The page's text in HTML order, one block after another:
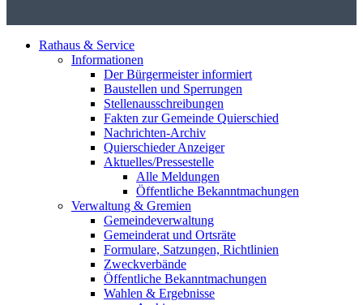
Rathaus & Service
Informationen
Der Bürgermeister informiert
Baustellen und Sperrungen
Stellenausschreibungen
Fakten zur Gemeinde Quierschied
Nachrichten-Archiv
Quierschieder Anzeiger
Aktuelles/Pressestelle
Alle Meldungen
Öffentliche Bekanntmachungen
Verwaltung & Gremien
Gemeindeverwaltung
Gemeinderat und Ortsräte
Formulare, Satzungen, Richtlinien
Zweckverbände
Öffentliche Bekanntmachungen
Wahlen & Ergebnisse